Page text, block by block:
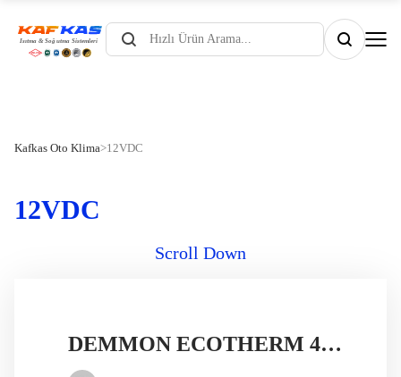
Products
search
Kafkas Oto Klima>12VDC
12VDC
Scroll Down
DEMMON ECOTHERM 4 12V DİZEL ISITICI